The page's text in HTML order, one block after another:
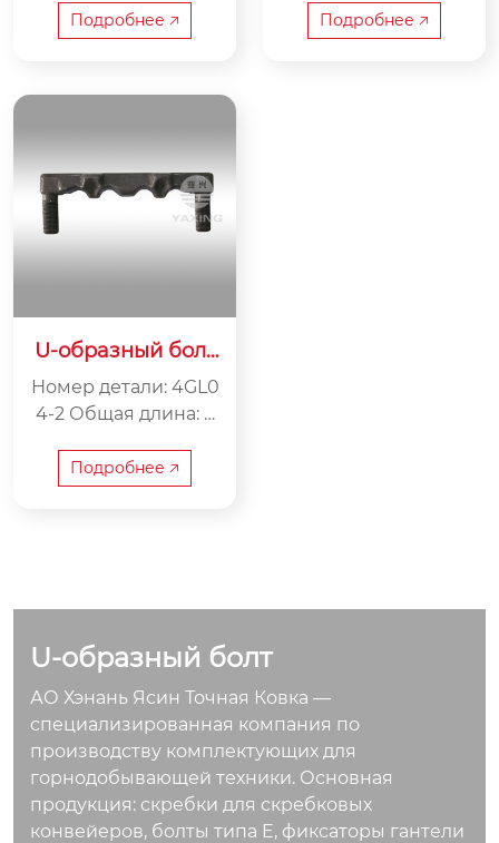
ежду центрами: 260
мм Вес: 6,5 кг
Подробнее 🡥
ду центрами: 200 м
м Вес: 3,7 кг
Подробнее 🡥
U-образный болт
Номер детали: 4GL0
4-2 Общая длина: 2
между центрами: 21
0 мм Вес: 1,6 кг
Подробнее 🡥
U-образный болт
АО Хэнань Ясин Точная Ковка —
специализированная компания по
производству комплектующих для
горнодобывающей техники. Основная
продукция: скребки для скребковых
конвейеров, болты типа E, фиксаторы гантели